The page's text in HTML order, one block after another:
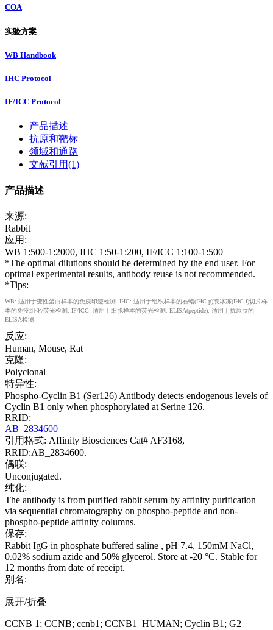
COA
实验方案
WB Handbook
IHC Protocol
IF/ICC Protocol
产品描述
抗原和靶标
领域和通路
文献引用(1)
产品描述
来源:
Rabbit
应用:
WB 1:500-1:2000, IHC 1:50-1:200, IF/ICC 1:100-1:500
*The optimal dilutions should be determined by the end user. For
optimal experimental results, antibody reuse is not recommended.
*Tips:
WB: 适用于变性蛋白样本的免疫印迹检测. IHC: 适用于组织样本的石蜡(IHC-p)或冰冻(IHC-f)切片样
本的免疫组化/荧光检测. IF/ICC: 适用于细胞样本的荧光检测. ELISA(peptide): 适用于抗原肽的
ELISA检测.
反应:
Human, Mouse, Rat
克隆:
Polyclonal
特异性:
Phospho-Cyclin B1 (Ser126) Antibody detects endogenous levels of
Cyclin B1 only when phosphorylated at Serine 126.
RRID:
AB_2834600
引用格式: Affinity Biosciences Cat# AF3168,
RRID:AB_2834600.
偶联:
Unconjugated.
纯化:
The antibody is from purified rabbit serum by affinity purification
via sequential chromatography on phospho-peptide and non-
phospho-peptide affinity columns.
保存:
Rabbit IgG in phosphate buffered saline , pH 7.4, 150mM NaCl,
0.02% sodium azide and 50% glycerol. Store at -20 °C. Stable for
12 months from date of receipt.
别名:
展开/折叠
CCNB 1; CCNB; ccnb1; CCNB1_HUMAN; Cyclin B1; G2